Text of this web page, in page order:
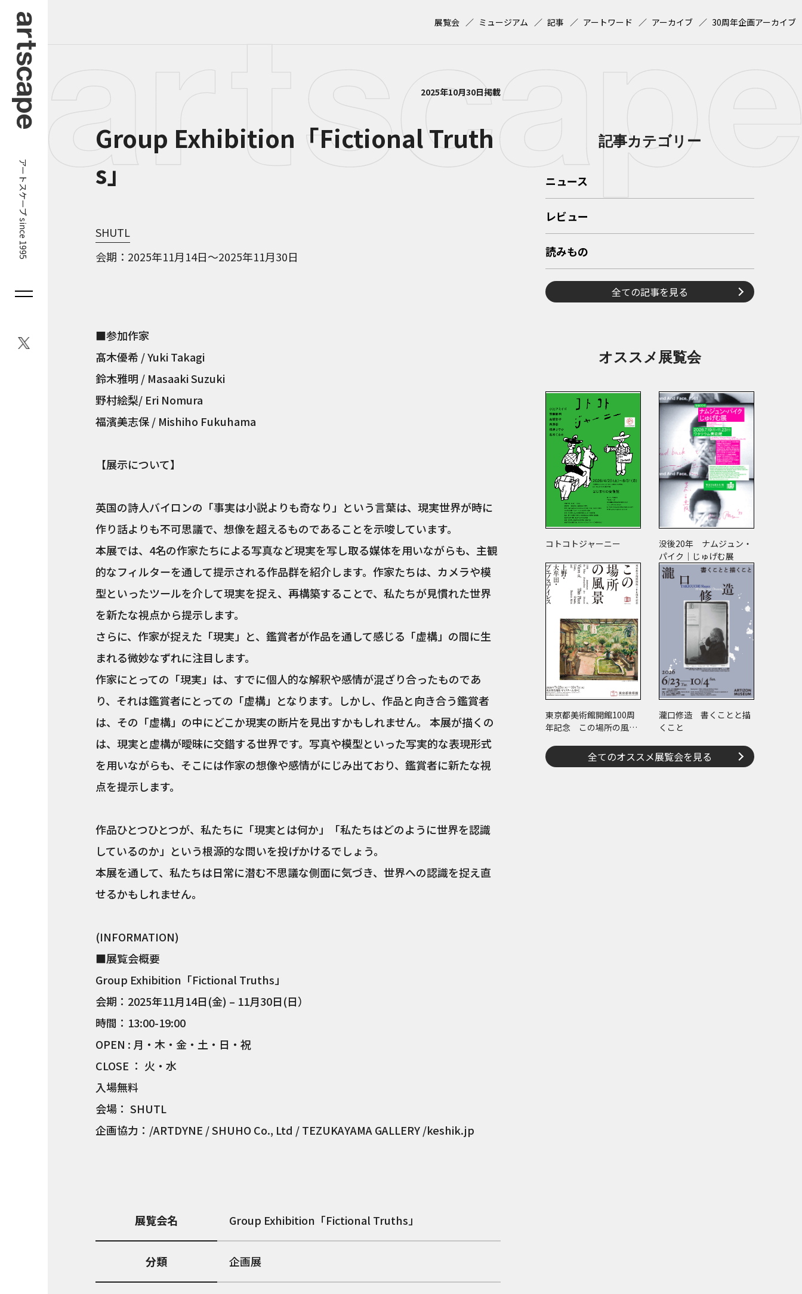
アートスケープ since 1995
展覧会 ミュージアム 記事 アートワード アーカイブ 30周年企画アーカイブ
2025年10月30日掲載
Group Exhibition「Fictional Truth
s」
SHUTL
会期
2025年11月14日～2025年11月30日
■参加作家
髙木優希 / Yuki Takagi
鈴木雅明 / Masaaki Suzuki
野村絵梨/ Eri Nomura
福濱美志保 / Mishiho Fukuhama
【展示について】
英国の詩人バイロンの「事実は小説よりも奇なり」という言葉は、現実世界が時に
作り話よりも不可思議で、想像を超えるものであることを示唆しています。
本展では、4名の作家たちによる写真など現実を写し取る媒体を用いながらも、主観
的なフィルターを通して提示される作品群を紹介します。作家たちは、カメラや模
型といったツールを介して現実を捉え、再構築することで、私たちが見慣れた世界
を新たな視点から提示します。
さらに、作家が捉えた「現実」と、鑑賞者が作品を通して感じる「虚構」の間に生
まれる微妙なずれに注目します。
作家にとっての「現実」は、すでに個人的な解釈や感情が混ざり合ったものであ
り、それは鑑賞者にとっての「虚構」となります。しかし、作品と向き合う鑑賞者
は、その「虚構」の中にどこか現実の断片を見出すかもしれません。 本展が描くの
は、現実と虚構が曖昧に交錯する世界です。写真や模型といった写実的な表現形式
を用いながらも、そこには作家の想像や感情がにじみ出ており、鑑賞者に新たな視
点を提示します。
作品ひとつひとつが、私たちに「現実とは何か」「私たちはどのように世界を認識
しているのか」という根源的な問いを投げかけるでしょう。
本展を通して、私たちは日常に潜む不思議な側面に気づき、世界への認識を捉え直
せるかもしれません。
(INFORMATION)
■展覧会概要
Group Exhibition「Fictional Truths」
会期：2025年11月14日(金) – 11月30日(日）
時間：13:00-19:00
OPEN : 月・木・金・土・日・祝
CLOSE ： 火・水
入場無料
会場： SHUTL
企画協力：/ARTDYNE / SHUHO Co., Ltd / TEZUKAYAMA GALLERY /keshik.jp
展覧会名 Group Exhibition「Fictional Truths」
分類 企画展
記事カテゴリー
ニュース
レビュー
読みもの
全ての記事を見る
オススメ展覧会
コトコトジャーニー
没後20年 ナムジュン・
パイク｜じゅげむ展
東京都美術館開館100周
年記念 この場所の風景
スアイレス
瀧口修造 書くことと描
くこと
全てのオススメ展覧会を見る